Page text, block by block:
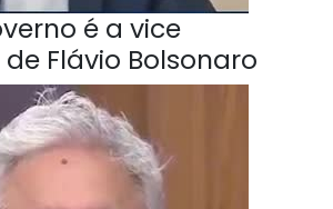
é a vice
Flávio Bolsonaro